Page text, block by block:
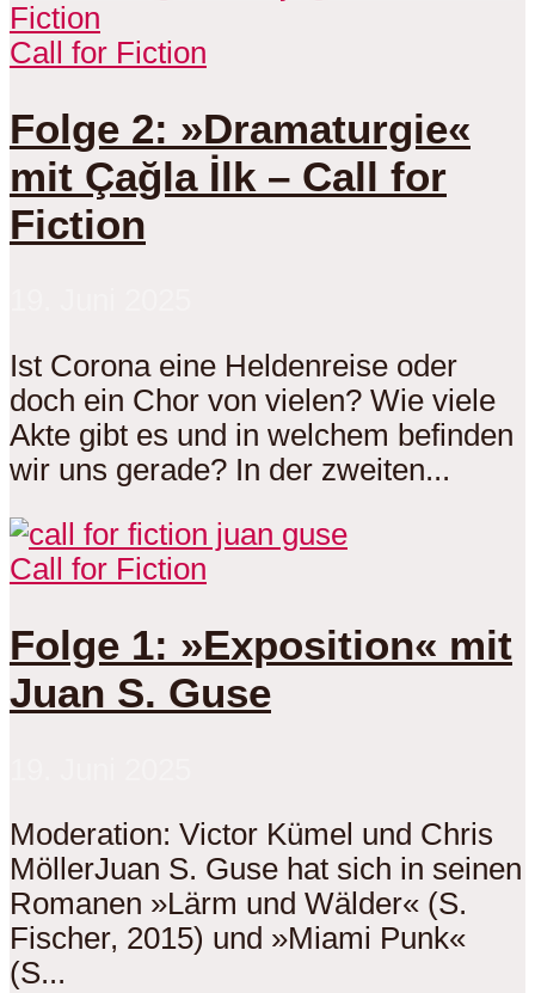
Call for Fiction
Folge 2: »Dramaturgie«
mit Çağla İlk – Call for
Fiction
Ist Corona eine Heldenreise oder
doch ein Chor von vielen? Wie viele
Akte gibt es und in welchem befinden
wir uns gerade? In der zweiten...
Call for Fiction
Folge 1: »Exposition« mit
Juan S. Guse
Moderation: Victor Kümel und Chris
MöllerJuan S. Guse hat sich in seinen
Romanen »Lärm und Wälder« (S.
Fischer, 2015) und »Miami Punk«
(S...